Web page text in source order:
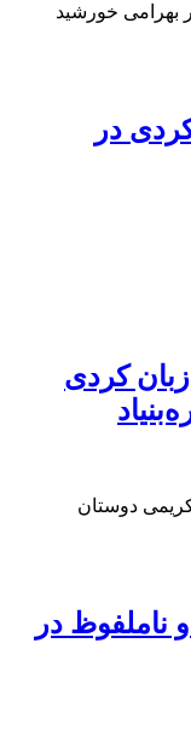
بهرامی خورشید
در
کردی
دوستان
ناملفوظ در